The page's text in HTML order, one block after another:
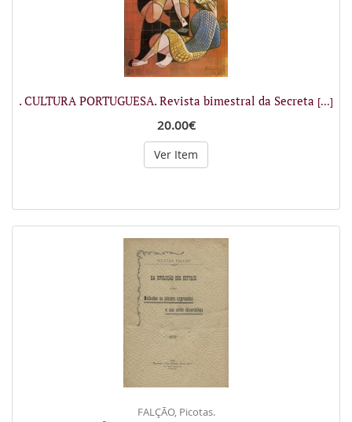
. CULTURA PORTUGUESA. Revista bimestral da Secreta [...]
20.00€
Ver Item
FALÇÃO, Picotas.